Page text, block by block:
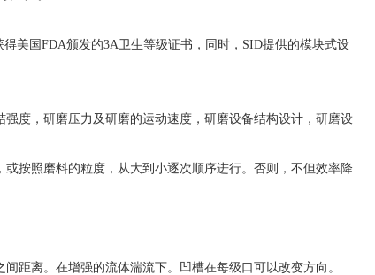
美国FDA颁发的3A卫生等级证书，同时，SID提供的模块式设
度，研磨压力及研磨的运动速度，研磨设备结构设计，研磨设
按照磨料的粒度，从大到小逐次顺序进行。否则，不但效率降
距离。在增强的流体湍流下。凹槽在每级口可以改变方向。